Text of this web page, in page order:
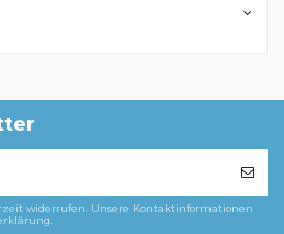
widerrufen. Unsere Kontaktinformationen